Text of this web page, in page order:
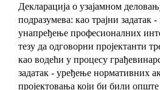
Декларација о узајамном
подразумева: као трајни задатак
унапређење професионалних
тезу да одговорни пројектанти
као водећи у процесу
задатак - уређење нормативних
пројектовања који би били